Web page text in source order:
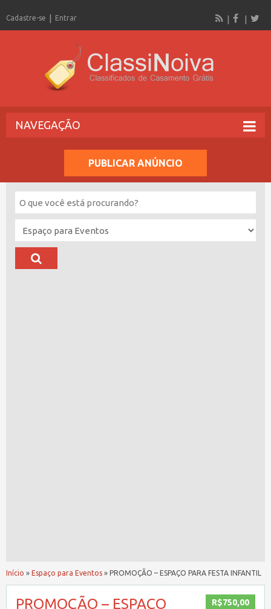
Cadastre-se Entrar
NAVEGAÇÃO
PUBLICAR ANÚNCIO
Início » Espaço para Eventos » PROMOÇÃO – ESPAÇO PARA FESTA INFANTIL
R$750,00
PROMOÇÃO – ESPAÇO